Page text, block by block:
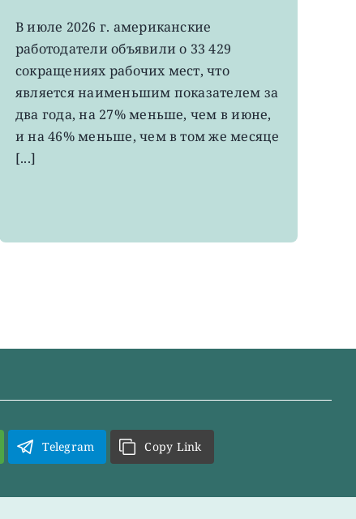
мест
за
года
В июле 2026 г. американские
работодатели объявили о 33 429
сокращениях рабочих мест, что
является наименьшим показателем за
два года, на 27% меньше, чем в июне,
и на 46% меньше, чем в том же месяце
[...]
Telegram Copy Link